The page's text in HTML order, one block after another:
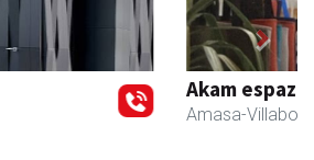
Next